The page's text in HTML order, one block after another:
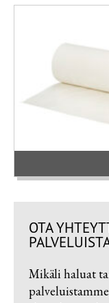
OTA
Mikäli haluat